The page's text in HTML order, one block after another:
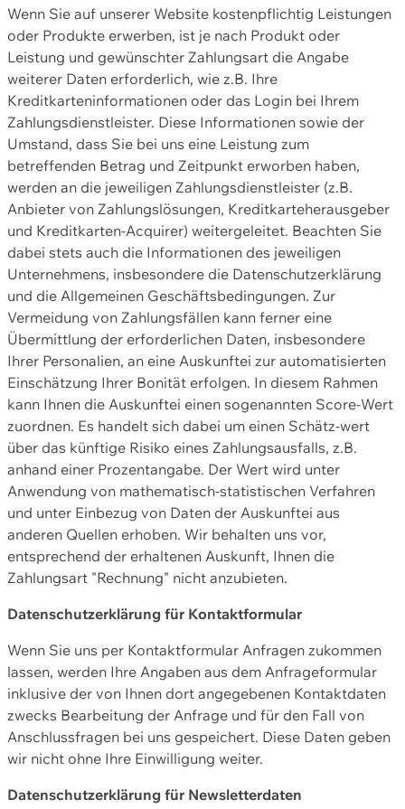
Wenn Sie auf unserer Website kostenpflichtig Leistungen
oder Produkte erwerben, ist je nach Produkt oder
Leistung und gewünschter Zahlungsart die Angabe
weiterer Daten erforderlich, wie z.B. Ihre
Kreditkarteninformationen oder das Login bei Ihrem
Zahlungsdienstleister. Diese Informationen sowie der
Umstand, dass Sie bei uns eine Leistung zum
betreffenden Betrag und Zeitpunkt erworben haben,
werden an die jeweiligen Zahlungsdienstleister (z.B.
Anbieter von Zahlungslösungen, Kreditkarteherausgeber
und Kreditkarten-Acquirer) weitergeleitet. Beachten Sie
dabei stets auch die Informationen des jeweiligen
Unternehmens, insbesondere die Datenschutzerklärung
und die Allgemeinen Geschäftsbedingungen. Zur
Vermeidung von Zahlungsfällen kann ferner eine
Übermittlung der erforderlichen Daten, insbesondere
Ihrer Personalien, an eine Auskunftei zur automatisierten
Einschätzung Ihrer Bonität erfolgen. In diesem Rahmen
kann Ihnen die Auskunftei einen sogenannten Score-Wert
zuordnen. Es handelt sich dabei um einen Schätz-wert
über das künftige Risiko eines Zahlungsausfalls, z.B.
anhand einer Prozentangabe. Der Wert wird unter
Anwendung von mathematisch-statistischen Verfahren
und unter Einbezug von Daten der Auskunftei aus
anderen Quellen erhoben. Wir behalten uns vor,
entsprechend der erhaltenen Auskunft, Ihnen die
Zahlungsart "Rechnung" nicht anzubieten.
Datenschutzerklärung für Kontaktformular
Wenn Sie uns per Kontaktformular Anfragen zukommen
lassen, werden Ihre Angaben aus dem Anfrageformular
inklusive der von Ihnen dort angegebenen Kontaktdaten
zwecks Bearbeitung der Anfrage und für den Fall von
Anschlussfragen bei uns gespeichert. Diese Daten geben
wir nicht ohne Ihre Einwilligung weiter.
Datenschutzerklärung für Newsletterdaten